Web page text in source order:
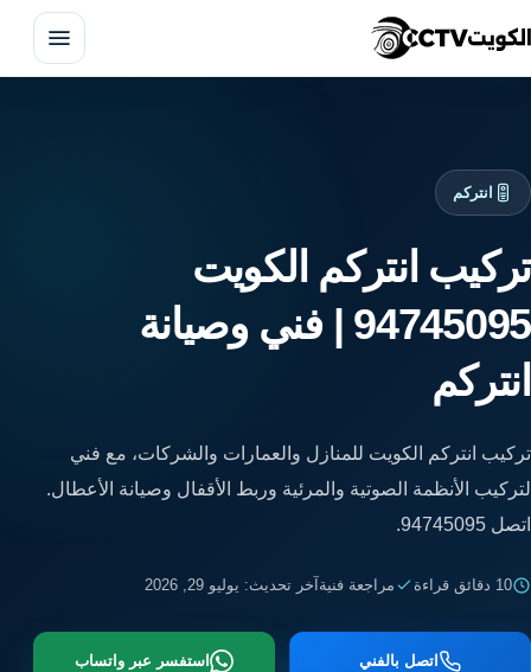
تركيب كاميرات مراقبة
انتركم
تركيب انتركم الكويت
94745095 | فني وصيانة
انتركم
تركيب انتركم الكويت للمنازل والعمارات والشركات، مع فني
لتركيب الأنظمة الصوتية والمرئية وربط الأقفال وصيانة الأعطال.
اتصل 94745095.
10 دقائق قراءة مراجعة فنية آخر تحديث: يوليو 29, 2026
اتصل بالفني استفسر عبر واتساب